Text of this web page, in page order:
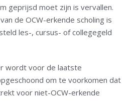
geprijsd moet zijn is vervallen.
de OCW-erkende scholing is
les-, cursus- of collegegeld
wordt voor de laatste
om te voorkomen dat
voor niet-OCW-erkende